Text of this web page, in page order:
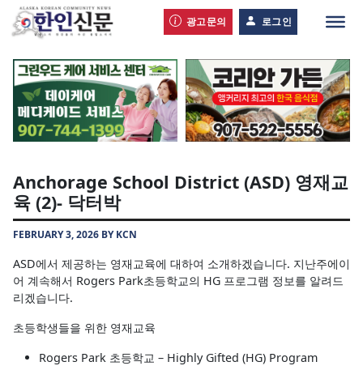
광고문의 로그인
Anchorage School District (ASD) 영재교
육 (2)- 닥터박
FEBRUARY 3, 2026 BY KCN
ASD에서 제공하는 영재교육에 대하여 소개하겠습니다. 지난주에이
어 계속해서 Rogers Park초등학교의 HG 프로그램 정보를 알려드
리겠습니다.
초등학생들을 위한 영재교육
Rogers Park 초등학교 – Highly Gifted (HG) Program